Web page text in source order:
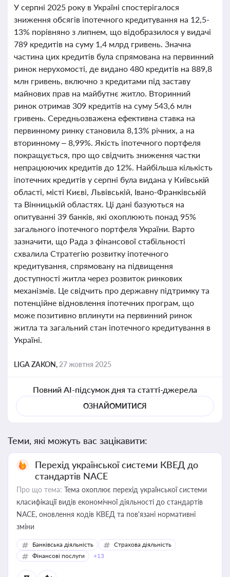
У серпні 2025 року в Україні спостерігалося
зниження обсягів іпотечного кредитування на 12,5-
13% порівняно з липнем, що відобразилося у видачі
789 кредитів на суму 1,4 млрд гривень. Значна
частина цих кредитів була спрямована на первинний
ринок нерухомості, де видано 480 кредитів на 889,8
млн гривень, включно з кредитами під заставу
майнових прав на майбутнє житло. Вторинний
ринок отримав 309 кредитів на суму 543,6 млн
гривень. Середньозважена ефективна ставка на
первинному ринку становила 8,13% річних, а на
вторинному – 8,99%. Якість іпотечного портфеля
покращується, про що свідчить зниження частки
непрацюючих кредитів до 12%. Найбільша кількість
іпотечних кредитів у серпні була видана у Київській
області, місті Києві, Львівській, Івано-Франківській
та Вінницькій областях. Ці дані базуються на
опитуванні 39 банків, які охоплюють понад 95%
загального іпотечного портфеля України. Варто
зазначити, що Рада з фінансової стабільності
схвалила Стратегію розвитку іпотечного
кредитування, спрямовану на підвищення
доступності житла через розвиток ринкових
механізмів. Це свідчить про державну підтримку та
потенційне відновлення іпотечних програм, що
може позитивно вплинути на первинний ринок
житла та загальний стан іпотечного кредитування в
Україні.
LIGA ZAKON, 27 жовтня 2025
Повний AI-підсумок дня та статті-джерела
ОЗНАЙОМИТИСЯ
Теми, які можуть вас зацікавити:
Перехід української системи КВЕД до
стандартів NACE
Про що тема: Тема охоплює перехід української системи
класифікації видів економічної діяльності до стандартів
NACE, оновлення кодів КВЕД та пов'язані нормативні
зміни
Банківська діяльність
Страхова діяльність
Фінансові послуги
+13